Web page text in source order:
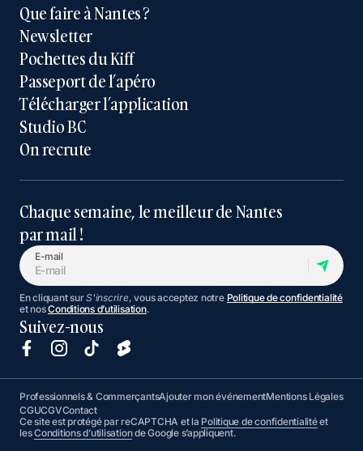
Que faire à Nantes ?
Newsletter
Pochettes du Kiff
Passeport de l’apéro
Télécharger l’application
Studio BC
On recrute
Chaque semaine, le meilleur de Nantes
par mail !
E-mail
En cliquant surS'inscrire, vous acceptez notre Politique de confidentialité
et nosConditions d’utilisation.
Suivez-nous
Professionnels & CommerçantsAjouter mon événementMentions Légales
CGUCGVContact
Ce site est protégé par reCAPTCHA et la Politique de confidentialitéet
lesConditions d’utilisationde Google s’appliquent.